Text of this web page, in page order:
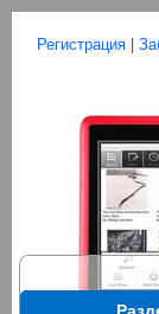
Регистрация |